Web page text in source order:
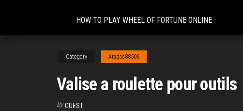
HOW TO PLAY WHEEL OF FORTUNE ONLINE
Category Aragao88506
Valise a roulette pour outils
By GUEST